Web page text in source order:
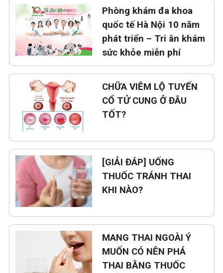
Phòng khám đa khoa
quốc tế Hà Nội 10 năm
phát triển – Tri ân khám
sức khỏe miễn phí
CHỮA VIÊM LỘ TUYẾN
CỔ TỬ CUNG Ở ĐÂU
TỐT?
[GIẢI ĐÁP] UỐNG
THUỐC TRÁNH THAI
KHI NÀO?
MANG THAI NGOÀI Ý
MUỐN CÓ NÊN PHÁ
THAI BẰNG THUỐC